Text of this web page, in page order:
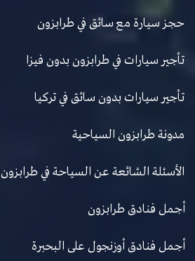
حجز سيارة مع سائق في طرابزون
تأجير سيارات في طرابزون بدون فيزا
تأجير سيارات بدون سائق في تركيا
مدونة طرابزون السياحية
الأسئلة الشائعة عن السياحة في طرابزون
أجمل فنادق طرابزون
أجمل فنادق أوزنجول على البحبرة